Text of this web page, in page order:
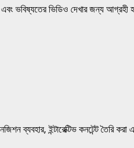
ভবিষ্যতের ভিডিও দেখার জন্য
ব্যবহার, ইন্টারেক্টিভ কনটেন্ট তৈরি